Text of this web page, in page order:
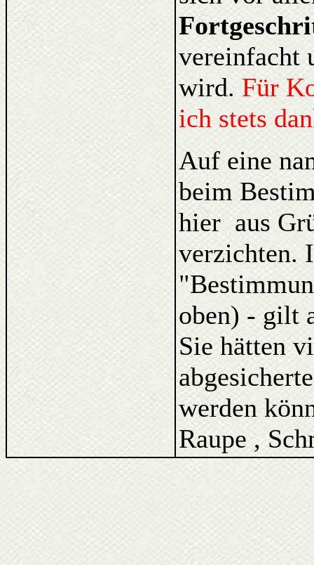
vereinfacht
wird. Für
ich stets
Auf eine
beim
hier aus
verzichten.
oben) - gilt
Sie hätten
werden
Raupe ,